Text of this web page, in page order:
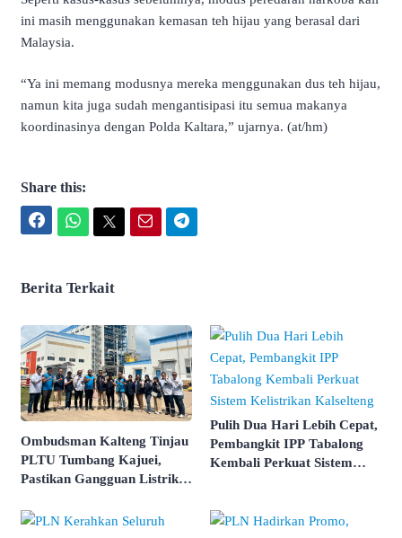
ini masih menggunakan kemasan teh hijau yang berasal dari
Malaysia.
“Ya ini memang modusnya mereka menggunakan dus teh hijau,
namun kita juga sudah mengantisipasi itu semua makanya
koordinasinya dengan Polda Kaltara,” ujarnya. (at/hm)
Share this:
Berita Terkait
Ombudsman Kalteng Tinjau
PLTU Tumbang Kajuei,
Pastikan Gangguan Listrik
Pulih Dua Hari Lebih Cepat,
Pembangkit IPP Tabalong
Kembali Perkuat Sistem